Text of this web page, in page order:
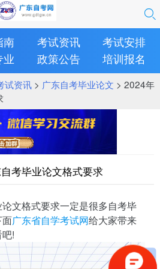
南 考试资讯
考试安排
业 政策公告 培训报名
试资讯> 广东自考毕业论文 > 2024年
考毕业论文格式要求
文格式要求一定是很多自考毕
面广东省自学考试网给大家带来
!